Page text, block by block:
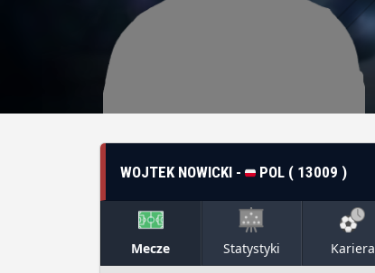
WOJTEK NOWICKI - POL ( 13009 )
Mecze Statystyki Kariera